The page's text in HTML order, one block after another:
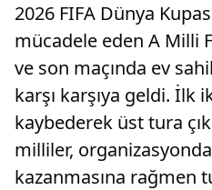
2026 FIFA Dünya
mücadele eden A Milli
ve son maçında ev
karşı karşıya geldi. İlk
kaybederek üst tura
milliler,
kazanmasına rağmen